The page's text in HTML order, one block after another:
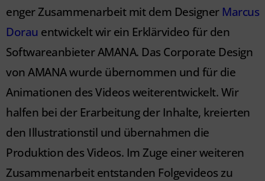
enger Zusammenarbeit mit dem Designer Marcus
Dorau entwickelt wir ein Erklärvideo für den
Softwareanbieter AMANA. Das Corporate Design
von AMANA wurde übernommen und für die
Animationen des Videos weiterentwickelt. Wir
halfen bei der Erarbeitung der Inhalte, kreierten
den Illustrationstil und übernahmen die
Produktion des Videos. Im Zuge einer weiteren
Zusammenarbeit entstanden Folgevideos zu